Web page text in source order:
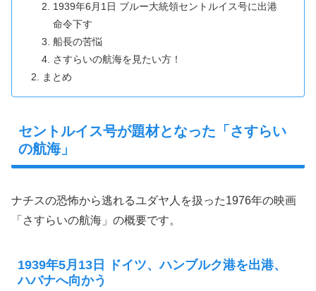
1939年6月1日 ブルー大統領セントルイス号に出港
命令下す
船長の苦悩
さすらいの航海を見たい方！
まとめ
セントルイス号が題材となった「さすらい
の航海」
ナチスの恐怖から逃れるユダヤ人を扱った1976年の映画
「さすらいの航海」の概要です。
1939年5月13日 ドイツ、ハンブルク港を出港、
ハバナへ向かう